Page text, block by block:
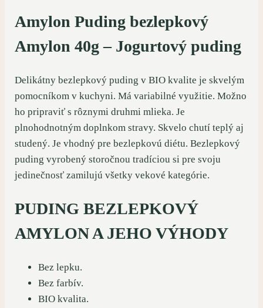
Amylon Puding bezlepkový
Amylon 40g – Jogurtový puding
Delikátny bezlepkový puding v BIO kvalite je skvelým
pomocníkom v kuchyni. Má variabilné využitie. Možno
ho pripraviť s rôznymi druhmi mlieka. Je
plnohodnotným doplnkom stravy. Skvelo chutí teplý aj
studený. Je vhodný pre bezlepkovú diétu. Bezlepkový
puding vyrobený storočnou tradíciou si pre svoju
jedinečnosť zamilujú všetky vekové kategórie.
PUDING BEZLEPKOVÝ
AMYLON A JEHO VÝHODY
Bez lepku.
Bez farbív.
BIO kvalita.